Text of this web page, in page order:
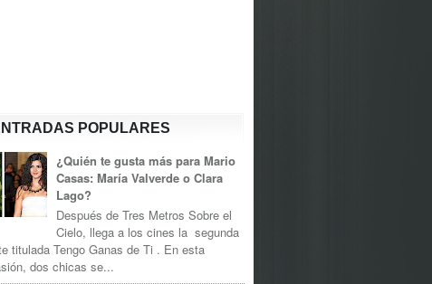
POPULARES
¿Quién te gusta más para Mario
Casas: María Valverde o Clara
Lago?
Después de Tres Metros Sobre el
Cielo, llega a los cines la segunda
titulada Tengo Ganas de Ti . En esta
dos chicas se...